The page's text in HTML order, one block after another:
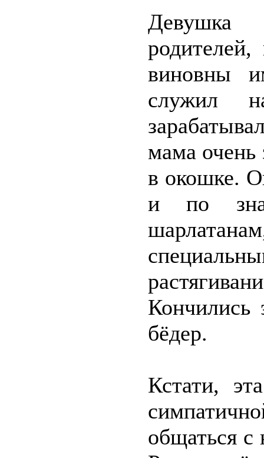
Девушка
виновны
служил
мама очень
в окошке.
и по
Кончились
бёдер.
Кстати,
общаться с